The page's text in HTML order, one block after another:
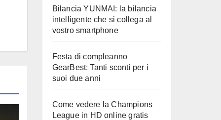
Bilancia YUNMAI: la bilancia
intelligente che si collega al
vostro smartphone
Festa di compleanno
GearBest: Tanti sconti per i
suoi due anni
Come vedere la Champions
League in HD online gratis